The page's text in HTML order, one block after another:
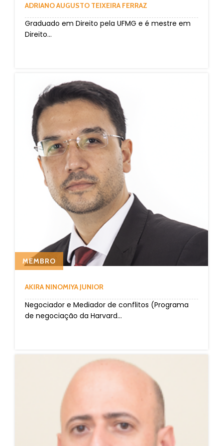
ADRIANO AUGUSTO TEIXEIRA FERRAZ
Graduado em Direito pela UFMG e é mestre em
Direito...
MEMBRO
AKIRA NINOMIYA JUNIOR
Negociador e Mediador de conflitos (Programa
de negociação da Harvard...